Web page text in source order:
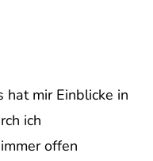
hat mir Einblicke in
ich
offen